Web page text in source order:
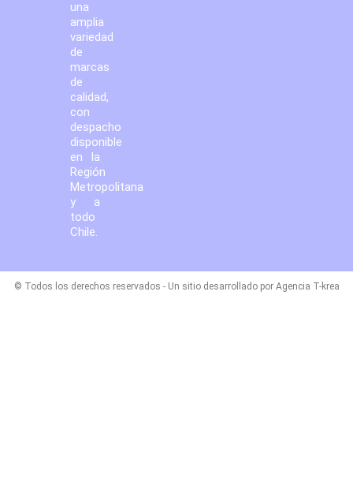
una
amplia
variedad
de
marcas
de
calidad,
con
despacho
disponible
en la
Región
Metropolitana
y a
todo
Chile.
© Todos los derechos reservados - Un sitio desarrollado por Agencia T-krea